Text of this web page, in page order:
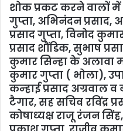
शोक प्रकट करने वालों में
गुप्‍ता, अभिनंंदन
प्रसाद गुप्‍ता, विनोद
प्रसाद शौंडिक, सुभाष
कुमार सिन्‍हा के अलावा
कुमार गुप्‍ता ( भोला),
कन्‍हाई प्रसाद अग्रवाल व
टैगार, सह सचिव रविंद्र
कोषाध्‍यक्ष राजू रंजन